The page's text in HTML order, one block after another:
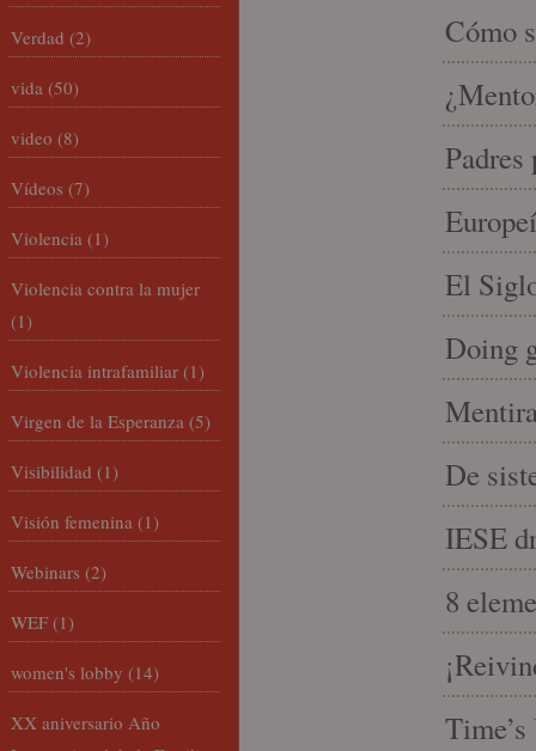
Cómo
Padres
El
Doing
De
IESE
8
Verdad (2)
vida (50)
video (8)
Vídeos (7)
Violencia (1)
Violencia contra la mujer
(1)
Violencia intrafamiliar (1)
Virgen de la Esperanza (5)
Visibilidad (1)
Visión femenina (1)
Webinars (2)
WEF (1)
women's lobby (14)
XX aniversario Año